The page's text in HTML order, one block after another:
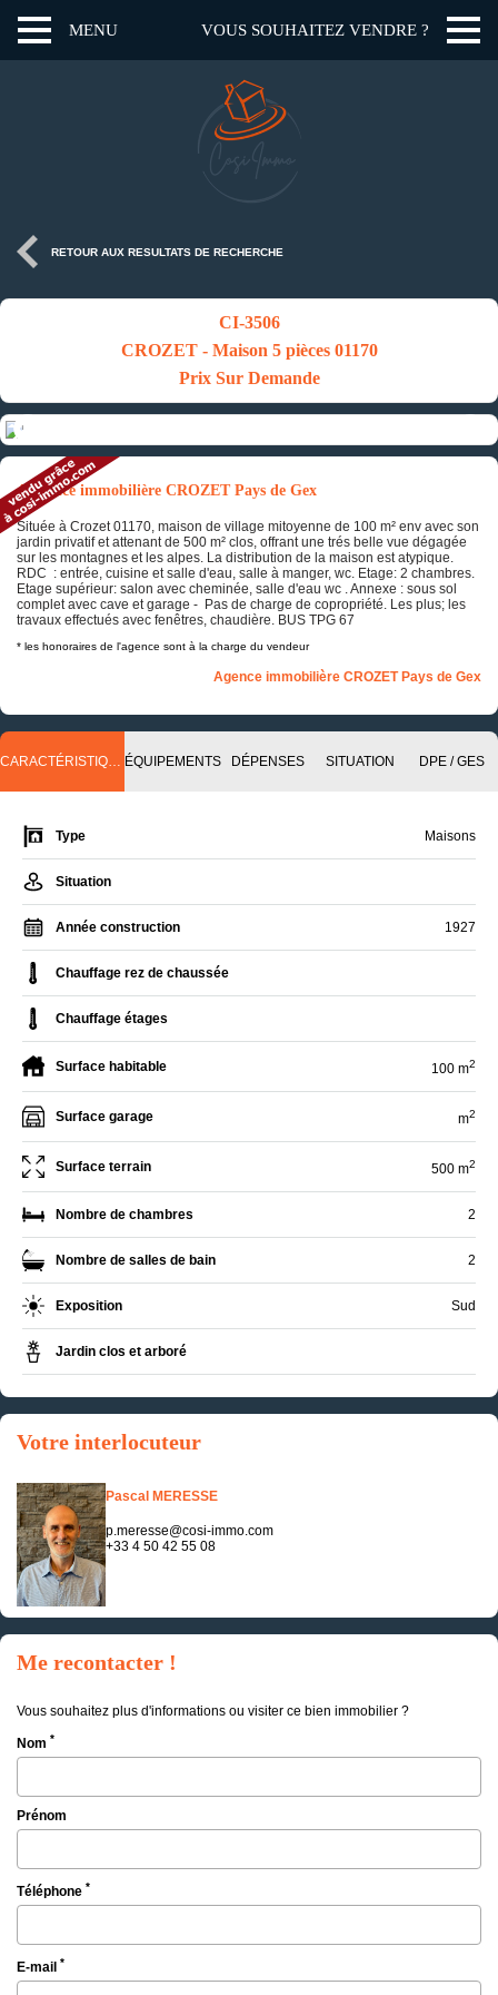
MENU VOUS SOUHAITEZ VENDRE ?
RETOUR AUX RESULTATS DE RECHERCHE
CI-3506
CROZET - Maison 5 pièces 01170
Prix Sur Demande
Annonce immobilière CROZET Pays de Gex
Située à Crozet 01170, maison de village mitoyenne de 100 m² env avec son
jardin privatif et attenant de 500 m² clos, offrant une trés belle vue dégagée
sur les montagnes et les alpes. La distribution de la maison est atypique.
RDC : entrée, cuisine et salle d'eau, salle à manger, wc. Etage: 2 chambres.
Etage supérieur: salon avec cheminée, salle d'eau wc . Annexe : sous sol
complet avec cave et garage - Pas de charge de copropriété. Les plus; les
travaux effectués avec fenêtres, chaudière. BUS TPG 67
* les honoraires de l'agence sont à la charge du vendeur
Agence immobilière CROZET Pays de Gex
CARACTÉRISTIQUES ÉQUIPEMENTS DÉPENSES SITUATION DPE / GES
Type Maisons
Situation
Année construction 1927
Chauffage rez de chaussée
Chauffage étages
Surface habitable 100 m2
Surface garage m2
Surface terrain 500 m2
Nombre de chambres 2
Nombre de salles de bain 2
Exposition Sud
Jardin clos et arboré
Votre interlocuteur
Pascal MERESSE
p.meresse@cosi-immo.com
+33 4 50 42 55 08
Me recontacter !
Vous souhaitez plus d'informations ou visiter ce bien immobilier ?
Nom *
Prénom
Téléphone *
E-mail *